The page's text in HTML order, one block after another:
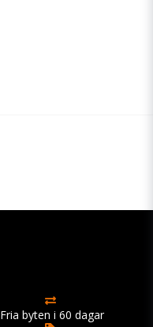
Fria byten i 60 dagar